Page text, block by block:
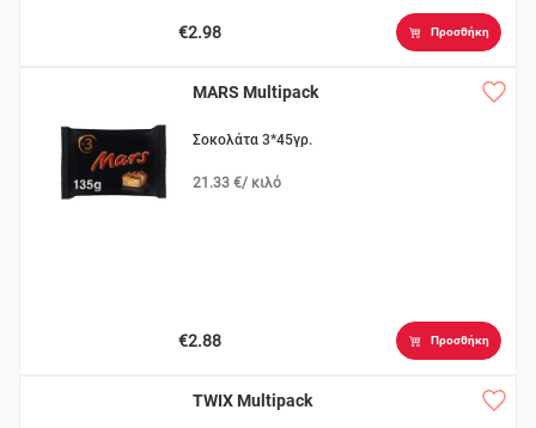
€2.98 Προσθήκη
MARS Multipack
Σοκολάτα 3*45γρ.
21.33 €/ κιλό
€2.88 Προσθήκη
TWIX Multipack